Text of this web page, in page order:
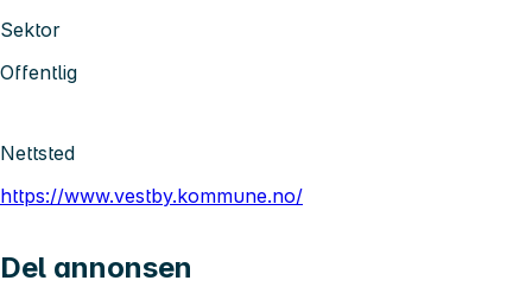
Sektor
Offentlig
Nettsted
https://www.vestby.kommune.no/
Del annonsen